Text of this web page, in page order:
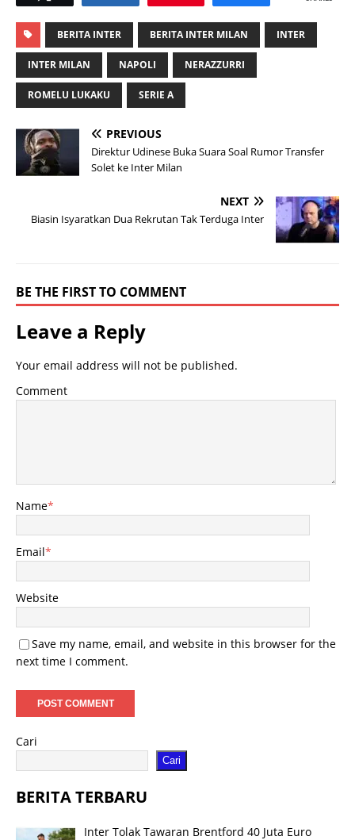
BERITA INTER BERITA INTER MILAN INTER
INTER MILAN NAPOLI NERAZZURRI
ROMELU LUKAKU SERIE A
PREVIOUS
Direktur Udinese Buka Suara Soal Rumor Transfer
Solet ke Inter Milan
NEXT
Biasin Isyaratkan Dua Rekrutan Tak Terduga Inter
BE THE FIRST TO COMMENT
Leave a Reply
Your email address will not be published.
Comment
Name*
Email*
Website
Save my name, email, and website in this browser for the
next time I comment.
Cari
Cari
BERITA TERBARU
Inter Tolak Tawaran Brentford 40 Juta Euro